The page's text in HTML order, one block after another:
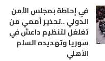
في إحاطة بمجلس الأمن
الدولي ..تحذير أممي من
تغلغل لتنظيم داعش في
سوريا وتهديده السلم
الأهلي